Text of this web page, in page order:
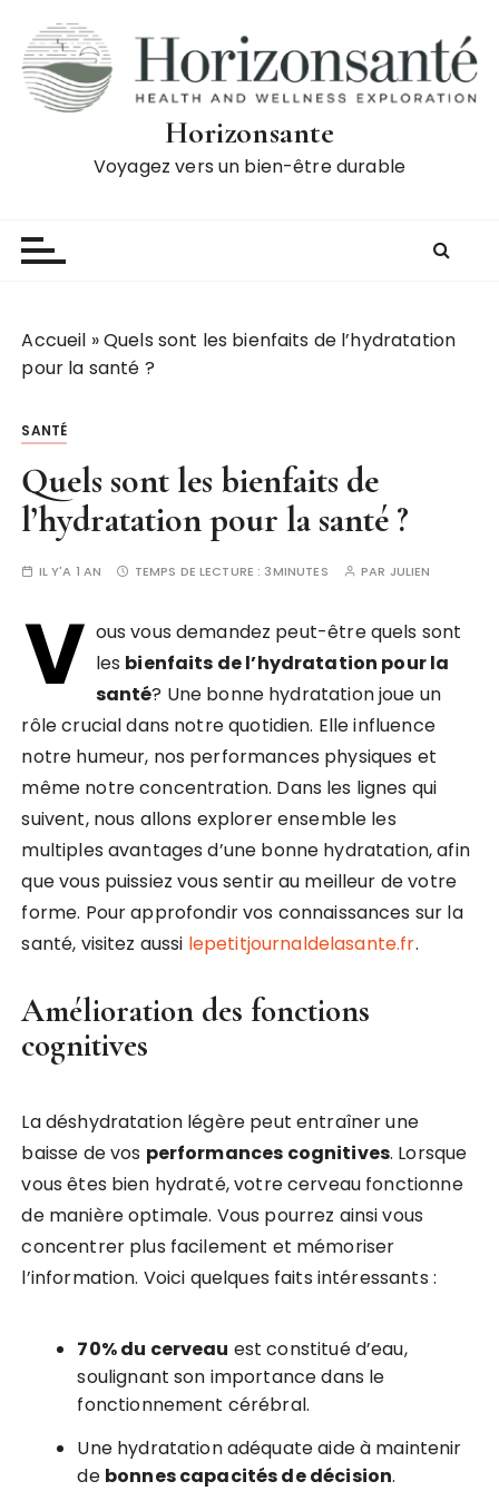
Horizonsante
Voyagez vers un bien-être durable
Accueil »Quels sont les bienfaits de l’hydratation
pour la santé ?
SANTÉ
Quels sont les bienfaits de
l’hydratation pour la santé ?
IL Y'A 1 AN TEMPS DE LECTURE : 3MINUTES PAR JULIEN
V ous vous demandez peut-être quels sont
les bienfaits de l’hydratation pour la
santé? Une bonne hydratation joue un
rôle crucial dans notre quotidien. Elle influence
notre humeur, nos performances physiques et
même notre concentration. Dans les lignes qui
suivent, nous allons explorer ensemble les
multiples avantages d’une bonne hydratation, afin
que vous puissiez vous sentir au meilleur de votre
forme. Pour approfondir vos connaissances sur la
santé, visitez aussi lepetitjournaldelasante.fr.
Amélioration des fonctions
cognitives
La déshydratation légère peut entraîner une
baisse de vos performances cognitives. Lorsque
vous êtes bien hydraté, votre cerveau fonctionne
de manière optimale. Vous pourrez ainsi vous
concentrer plus facilement et mémoriser
l’information. Voici quelques faits intéressants :
70% du cerveau est constitué d’eau,
soulignant son importance dans le
fonctionnement cérébral.
Une hydratation adéquate aide à maintenir
de bonnes capacités de décision.